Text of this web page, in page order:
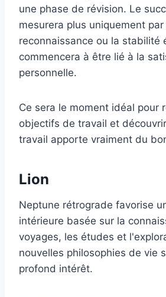
une phase de révision. Le
mesurera plus uniquement par
reconnaissance ou la stabilité
commencera à être lié à la
personnelle.
Ce sera le moment idéal pour
objectifs de travail et
travail apporte vraiment du
Lion
Neptune rétrograde favorise
intérieure basée sur la
voyages, les études et
nouvelles philosophies de vie
profond intérêt.